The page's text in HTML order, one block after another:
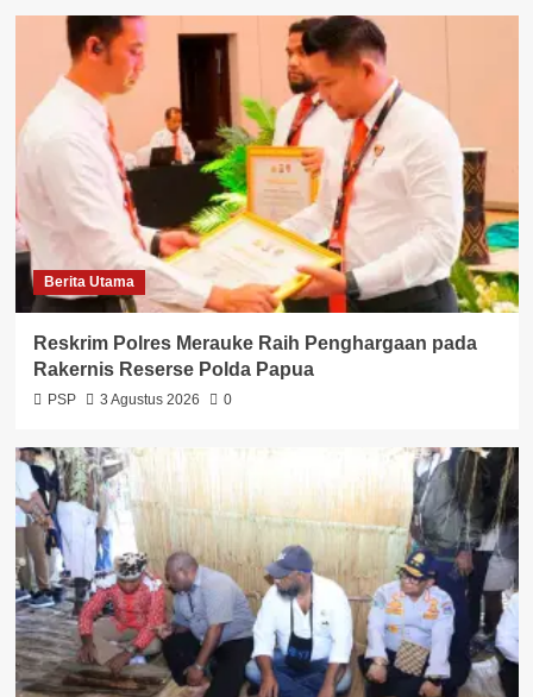
Berita Utama
Reskrim Polres Merauke Raih Penghargaan pada
Rakernis Reserse Polda Papua
PSP 3 Agustus 2026 0